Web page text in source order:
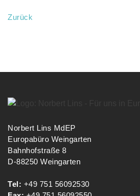
Zurück
Norbert Lins MdEP
Europabüro Weingarten
Bahnhofstraße 8
D-88250 Weingarten
Tel: +49 751 56092530